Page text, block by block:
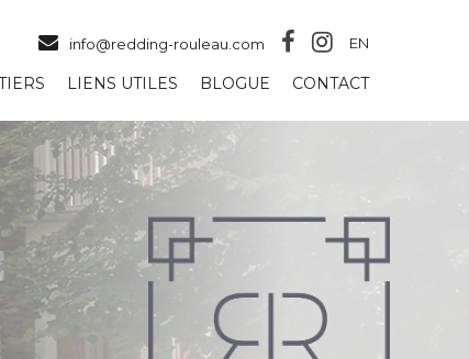
info@redding-rouleau.com EN
LIENS UTILES BLOGUE CONTACT